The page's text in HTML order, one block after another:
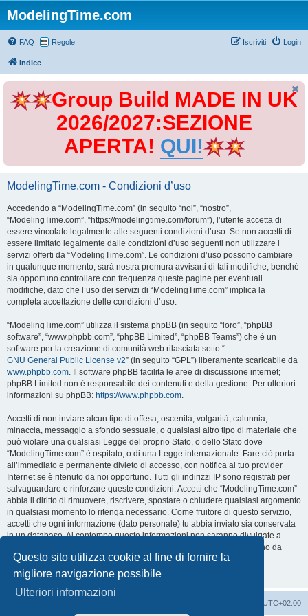
Questo sito utilizza cookie al fine di fornire la
migliore navigazione possibile
Ulteriori informazioni
ModelingTime.com
FAQ Regole Login
Iscriviti
Indice
Group Build MADE IN UK
2026/2027:SEZIONE
APERTA! QUI!
ModelingTime.com - Condizioni d’uso
Accedendo a “ModelingTime.com” (in seguito “noi”, “nostro”,
“ModelingTime.com”, “https://modelingtime.com/forum”), l’utente accetta di
essere vincolato legalmente alle seguenti condizioni d’uso. Se non accetti di
essere limitato legalmente dalle condizioni d’uso seguenti non utilizzare i
servizi offerti da “ModelingTime.com”. Le condizioni d’uso possono cambiare
in qualunque momento, sarà nostra premura avvisarti di tali modifiche, benché
sia opportuno controllare con frequenza queste pagine per eventuali
modifiche, dato che l’uso dei servizi di “ModelingTime.com” implica la
completa accettazione delle condizioni d’uso.
“ModelingTime.com” utilizza il sistema phpBB (in seguito “loro”, “phpBB
software”, “www.phpbb.com”, “phpBB Limited”, “phpBB Teams”) che è un
software per la creazione di comunità web rilasciata sotto “
GNU General Public License v2” (in seguito “GPL”) liberamente scaricabile da
www.phpbb.com. Il software phpBB facilita le aree di discussione internet;
phpBB Limited non è responsabile dei contenuti e della gestione. Per ulteriori
informazioni su phpBB: https://www.phpbb.com.
Accetti di non inviare alcun tipo di offesa, oscenità, volgarità, calunnia,
minaccia, messaggio a sfondo sessuale, o qualsiasi altro tipo di materiale che
può violare una qualsiasi Legge del proprio Stato, o dello Stato dove
“ModelingTime.com” è ospitato, o di una Legge internazionale. Fare ciò porta
all’immediato e permanente divieto di accesso, con notifica al tuo provider
Internet se è ritenuto da noi opportuno. Tutti gli indirizzi IP sono registrati per
salvaguardare e rinforzare queste condizioni. Accetti che “ModelingTime.com”
abbia il diritto di rimuovere, riscrivere, spostare o chiudere qualsiasi argomento
in qualsiasi momento lo ritenga necessario. Come fruitore di questo servizio,
accetti che ogni informazione (dato personale) tu abbia inviato sia conservata
in un database. Al contempo queste informazioni non saranno divulgate a
nessuno senza il tuo consenso, né “ModelingTime.com” o phpBB sono da
ritenersi responsabili per qualsiasi violazione al sistema che possa
compromettere queste informazioni.
UTC+02:00